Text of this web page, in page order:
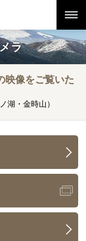
ラ
映像をご覧いた
湖・金時山）